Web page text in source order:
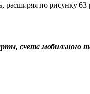
расширяя по рисунку
счета мобильного